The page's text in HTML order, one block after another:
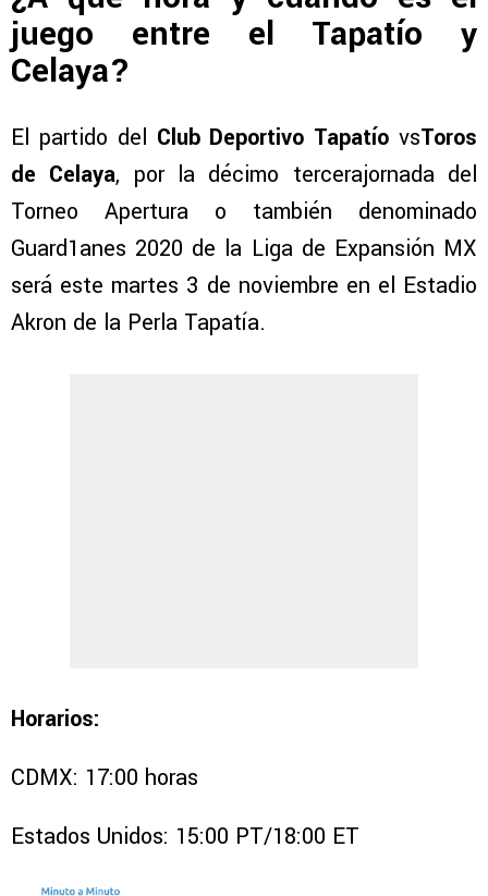
juego entre el Tapatío y
Celaya?
El partido del Club Deportivo Tapatío vsToros
de Celaya, por la décimo tercerajornada del
Torneo Apertura o también denominado
Guard1anes 2020 de la Liga de Expansión MX
será este martes 3 de noviembre en el Estadio
Akron de la Perla Tapatía.
Horarios:
CDMX: 17:00 horas
Estados Unidos: 15:00 PT/18:00 ET